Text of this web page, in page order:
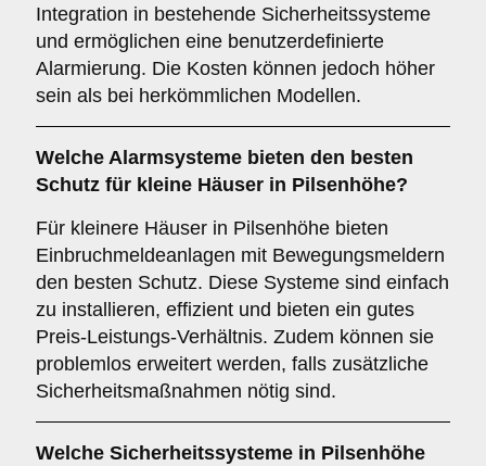
Integration in bestehende Sicherheitssysteme
und ermöglichen eine benutzerdefinierte
Alarmierung. Die Kosten können jedoch höher
sein als bei herkömmlichen Modellen.
Welche Alarmsysteme bieten den besten
Schutz für kleine Häuser in Pilsenhöhe?
Für kleinere Häuser in Pilsenhöhe bieten
Einbruchmeldeanlagen mit Bewegungsmeldern
den besten Schutz. Diese Systeme sind einfach
zu installieren, effizient und bieten ein gutes
Preis-Leistungs-Verhältnis. Zudem können sie
problemlos erweitert werden, falls zusätzliche
Sicherheitsmaßnahmen nötig sind.
Welche Sicherheitssysteme in Pilsenhöhe